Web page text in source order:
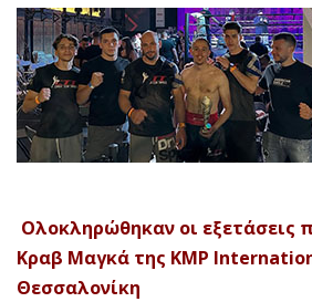
Ολοκληρώθηκαν οι εξετάσεις
Κραβ Μαγκά της KMP
Θεσσαλονίκη